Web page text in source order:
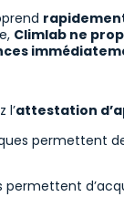
Climlab ne
l’attestation
permettent
permettent